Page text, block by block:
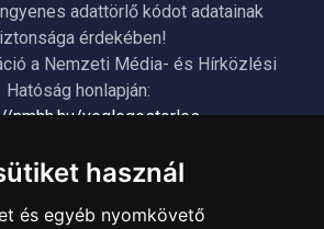
használ
és egyéb nyomkövető
adattörlő kódot adatainak
érdekében!
a Nemzeti Média- és Hírközlési
Hatóság honlapján:
nmhh.hu/veglegestorles